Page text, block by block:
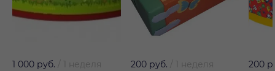
1 000 руб.
1 неделя
200 руб.
1 неделя
200